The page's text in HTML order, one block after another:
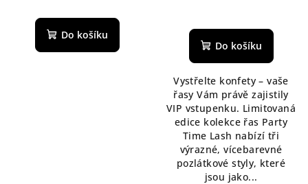
Do košíku
hodnocení
produktu
z
5
hvězdiček.
Do košíku
Vystřelte konfety – vaše
řasy Vám právě zajistily
VIP vstupenku. Limitovaná
edice kolekce řas Party
Time Lash nabízí tři
výrazné, vícebarevné
pozlátkové styly, které
jsou jako...